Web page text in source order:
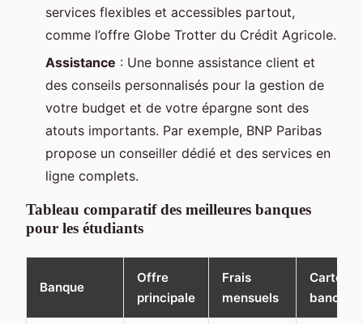
services flexibles et accessibles partout,
comme l’offre Globe Trotter du Crédit Agricole.
Assistance : Une bonne assistance client et
des conseils personnalisés pour la gestion de
votre budget et de votre épargne sont des
atouts importants. Par exemple, BNP Paribas
propose un conseiller dédié et des services en
ligne complets.
Tableau comparatif des meilleures banques
pour les étudiants
Banque
Offre
principale
Frais
mensuels
Carte
bancaire